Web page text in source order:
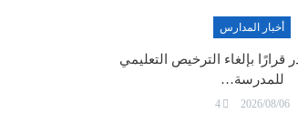
أخبار المدارس
قرارًا بإلغاء الترخيص التعليمي
للمدرسة…
2026/08/06
4